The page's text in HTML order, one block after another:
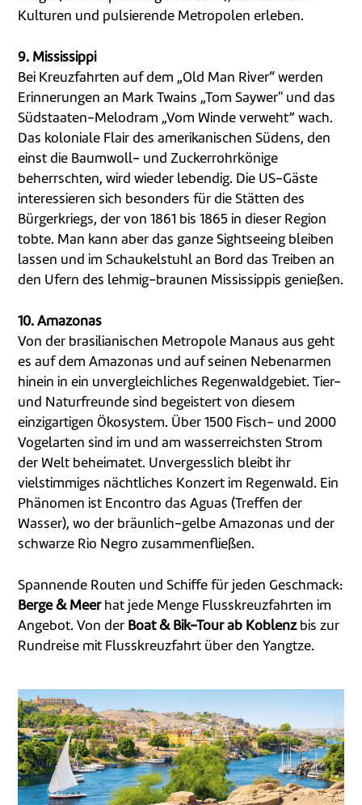
Kulturen und pulsierende Metropolen erleben.
9. Mississippi
Bei Kreuzfahrten auf dem „Old Man River“ werden
Erinnerungen an Mark Twains „Tom Saywer" und das
Südstaaten-Melodram „Vom Winde verweht” wach.
Das koloniale Flair des amerikanischen Südens, den
einst die Baumwoll- und Zuckerrohrkönige
beherrschten, wird wieder lebendig. Die US-Gäste
interessieren sich besonders für die Stätten des
Bürgerkriegs, der von 1861 bis 1865 in dieser Region
tobte. Man kann aber das ganze Sightseeing bleiben
lassen und im Schaukelstuhl an Bord das Treiben an
den Ufern des lehmig-braunen Mississippis genießen.
10. Amazonas
Von der brasilianischen Metropole Manaus aus geht
es auf dem Amazonas und auf seinen Nebenarmen
hinein in ein unvergleichliches Regenwaldgebiet. Tier-
und Naturfreunde sind begeistert von diesem
einzigartigen Ökosystem. Über 1500 Fisch- und 2000
Vogelarten sind im und am wasserreichsten Strom
der Welt beheimatet. Unvergesslich bleibt ihr
vielstimmiges nächtliches Konzert im Regenwald. Ein
Phänomen ist Encontro das Aguas (Treffen der
Wasser), wo der bräunlich-gelbe Amazonas und der
schwarze Rio Negro zusammenfließen.
Spannende Routen und Schiffe für jeden Geschmack:
Berge & Meerhat jede Menge Flusskreuzfahrten im
Angebot. Von der Boat & Bik-Tour ab Koblenzbis zur
Rundreise mit Flusskreuzfahrt über den Yangtze.